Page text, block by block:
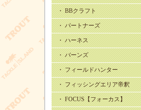
・ BBクラフト
・ パートナーズ
・ ハーネス
・ バーンズ
・ フィールドハンター
・ フィッシングエリア帝釈
・ FOCUS【フォーカス】